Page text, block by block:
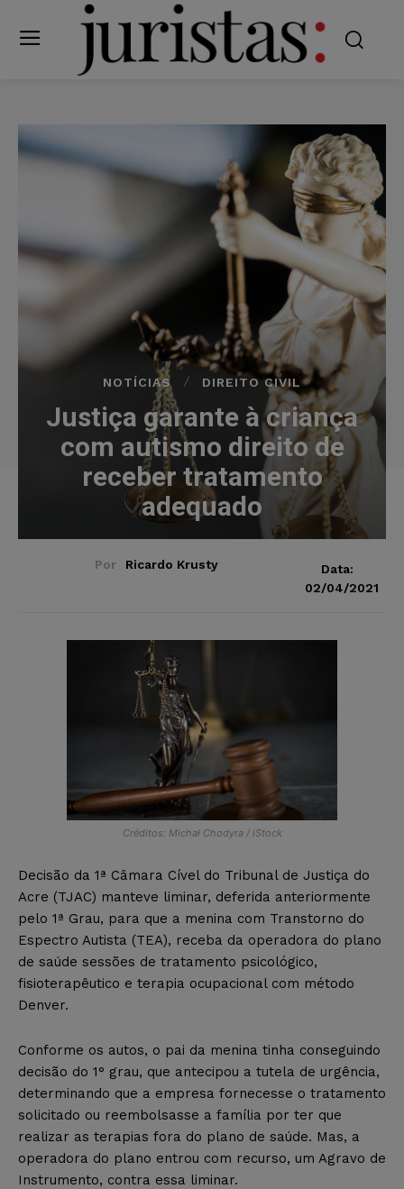
NOTÍCIAS DIREITO CIVIL
Justiça garante à criança
com autismo direito de
receber tratamento
adequado
Por Ricardo Krusty
Data:
02/04/2021
Créditos: Michał Chodyra / iStock
Decisão da 1ª Câmara Cível do Tribunal de Justiça do
Acre (TJAC) manteve liminar, deferida anteriormente
pelo 1ª Grau, para que a menina com Transtorno do
Espectro Autista (TEA), receba da operadora do plano
de saúde sessões de tratamento psicológico,
fisioterapêutico e terapia ocupacional com método
Denver.
Conforme os autos, o pai da menina tinha conseguindo
decisão do 1° grau, que antecipou a tutela de urgência,
determinando que a empresa fornecesse o tratamento
solicitado ou reembolsasse a família por ter que
realizar as terapias fora do plano de saúde. Mas, a
operadora do plano entrou com recurso, um Agravo de
Instrumento, contra essa liminar.